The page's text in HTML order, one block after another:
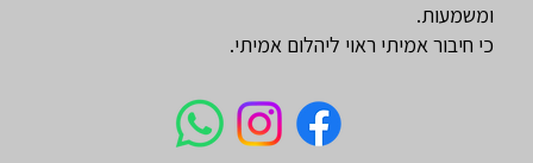
ומשמעות.
כי חיבור אמיתי ראוי ליהלום אמיתי.